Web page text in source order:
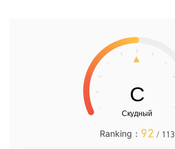
Ranking： 92 / 113